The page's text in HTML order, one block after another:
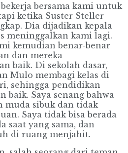
bersama kami untuk
ketika Suster Steller
Dia dijadikan kepala
meninggalkan kami lagi.
kemudian benar-benar
dan mereka
baik. Di sekolah dasar,
Mulo membagi kelas di
sehingga pendidikan
baik. Saya senang bahwa
muda sibuk dan tidak
Saya tidak bisa berada
saat yang sama, dan
di ruang menjahit.